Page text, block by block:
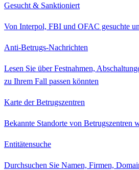
Gesucht & Sanktioniert
Von Interpol, FBI und OFAC gesuchte
Anti-Betrugs-Nachrichten
Lesen Sie über Festnahmen,
zu Ihrem Fall passen könnten
Karte der Betrugszentren
Bekannte Standorte von Betrugszentren
Entitätensuche
Durchsuchen Sie Namen, Firmen,